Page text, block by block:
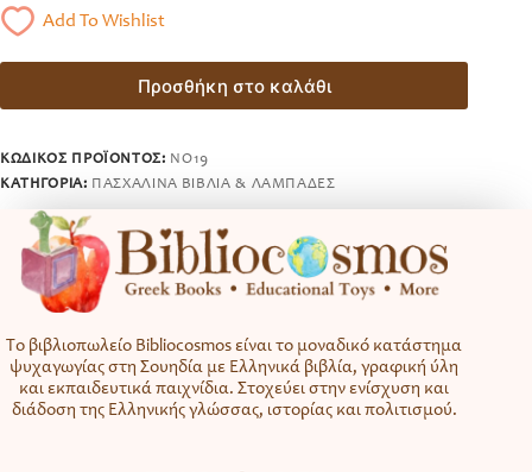
Add To Wishlist
Προσθήκη στο καλάθι
ΚΩΔΙΚΌΣ ΠΡΟΪΌΝΤΟΣ: ΝΟ19
ΚΑΤΗΓΟΡΊΑ: ΠΑΣΧΑΛΙΝΆ ΒΙΒΛΊΑ & ΛΑΜΠΆΔΕΣ
Το βιβλιοπωλείο Bibliocosmos είναι το μοναδικό κατάστημα
ψυχαγωγίας στη Σουηδία με Ελληνικά βιβλία, γραφική ύλη
και εκπαιδευτικά παιχνίδια. Στοχεύει στην ενίσχυση και
διάδοση της Ελληνικής γλώσσας, ιστορίας και πολιτισμού.